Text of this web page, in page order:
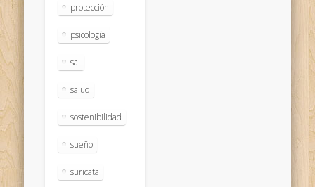
protección
psicología
sal
salud
sostenibilidad
sueño
suricata